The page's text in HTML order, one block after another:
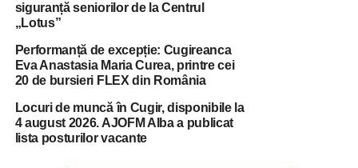
siguranță seniorilor de la Centrul
„Lotus”
Performanță de excepție: Cugireanca
Eva Anastasia Maria Curea, printre cei
20 de bursieri FLEX din România
Locuri de muncă în Cugir, disponibile la
4 august 2026. AJOFM Alba a publicat
lista posturilor vacante